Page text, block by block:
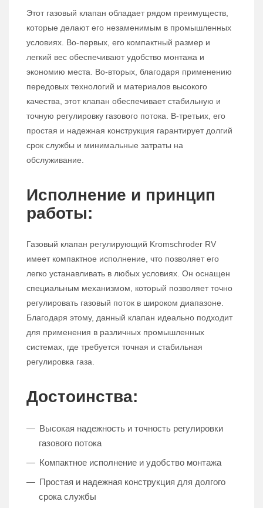
Этот газовый клапан обладает рядом преимуществ,
которые делают его незаменимым в промышленных
условиях. Во-первых, его компактный размер и
легкий вес обеспечивают удобство монтажа и
экономию места. Во-вторых, благодаря применению
передовых технологий и материалов высокого
качества, этот клапан обеспечивает стабильную и
точную регулировку газового потока. В-третьих, его
простая и надежная конструкция гарантирует долгий
срок службы и минимальные затраты на
обслуживание.
Исполнение и принцип
работы:
Газовый клапан регулирующий Kromschroder RV
имеет компактное исполнение, что позволяет его
легко устанавливать в любых условиях. Он оснащен
специальным механизмом, который позволяет точно
регулировать газовый поток в широком диапазоне.
Благодаря этому, данный клапан идеально подходит
для применения в различных промышленных
системах, где требуется точная и стабильная
регулировка газа.
Достоинства:
Высокая надежность и точность регулировки
газового потока
Компактное исполнение и удобство монтажа
Простая и надежная конструкция для долгого
срока службы